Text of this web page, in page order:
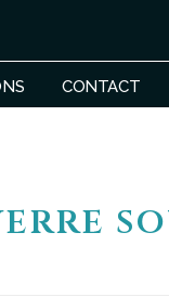
CONTACT